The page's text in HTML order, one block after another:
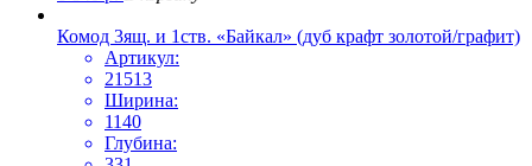
Комод 3ящ. и 1ств. «Байкал» (дуб крафт золотой/графит)
Артикул:
21513
Ширина:
1140
Глубина: